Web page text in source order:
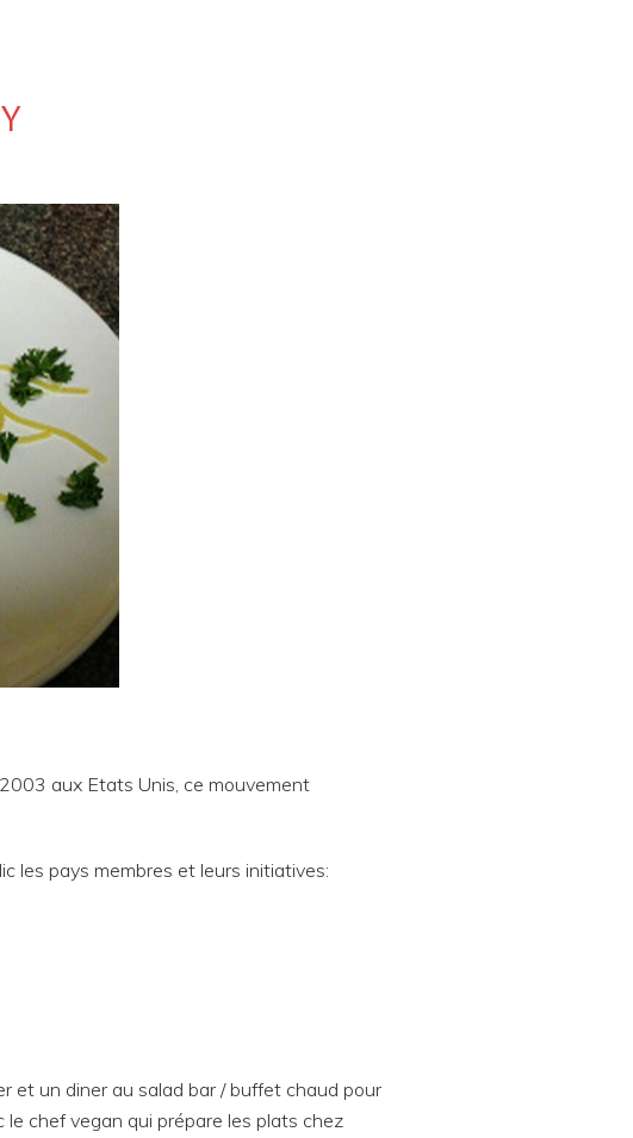
aux Etats Unis, ce mouvement
les pays membres et leurs initiatives:
et un diner au salad bar / buffet chaud pour
le chef vegan qui prépare les plats chez